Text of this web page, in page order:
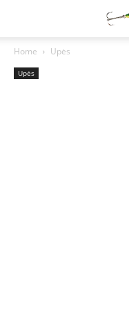
Home Upės
Upės